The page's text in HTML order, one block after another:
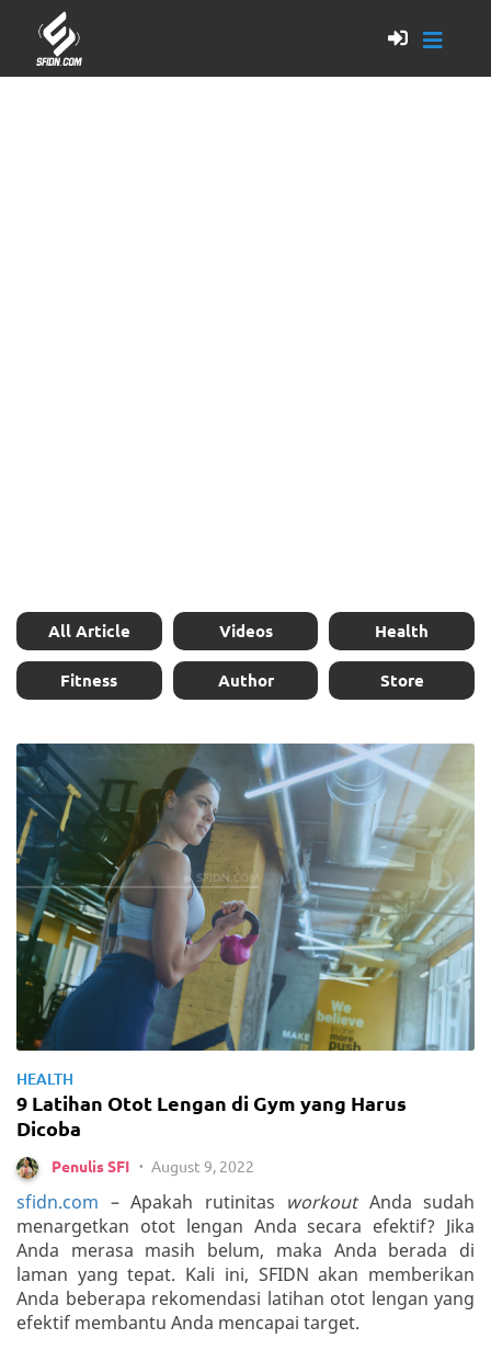
All Article Videos Health
Fitness Author Store
HEALTH
9 Latihan Otot Lengan di Gym yang Harus
Dicoba
Penulis SFI • August 9, 2022
sfidn.com – Apakah rutinitas workoutAnda sudah
menargetkan otot lengan Anda secara efektif? Jika
Anda merasa masih belum, maka Anda berada di
laman yang tepat. Kali ini, SFIDN akan memberikan
Anda beberapa rekomendasi latihan otot lengan yang
efektif membantu Anda mencapai target.